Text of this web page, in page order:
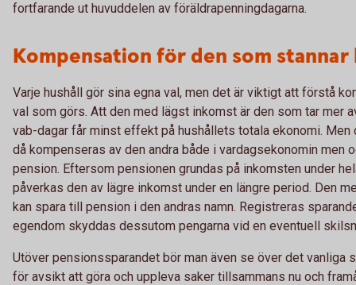
fortfarande ut huvuddelen av föräldrapenningdagarna.
Kompensation för den som stannar
Varje hushåll gör sina egna val, men det är viktigt att förstå
val som görs. Att den med lägst inkomst är den som tar mer
vab-dagar får minst effekt på hushållets totala ekonomi. Men
då kompenseras av den andra både i vardagsekonomin men
pension. Eftersom pensionen grundas på inkomsten under
påverkas den av lägre inkomst under en längre period. Den
kan spara till pension i den andras namn. Registreras
egendom skyddas dessutom pengarna vid en eventuell
Utöver pensionssparandet bör man även se över det vanliga
för avsikt att göra och uppleva saker tillsammans nu och